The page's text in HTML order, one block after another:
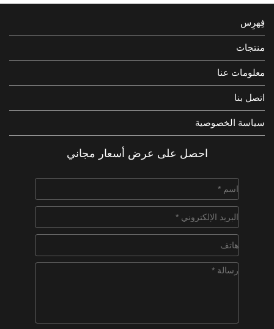
فِهرِس
منتجات
معلومات عنا
اتصل بنا
سياسة الخصوصية
احصل على عرض أسعار مجاني